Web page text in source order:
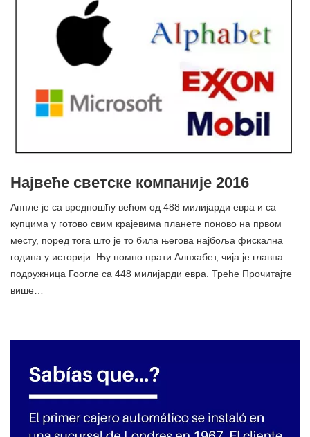
Највеће светске компаније 2016
Аппле је са вредношћу већом од 488 милијарди евра и са
купцима у готово свим крајевима планете поново на првом
месту, поред тога што је то била његова најбоља фискална
година у историји. Њу помно прати Алпхабет, чија је главна
подружница Гоогле са 448 милијарди евра. Треће Прочитајте
више…